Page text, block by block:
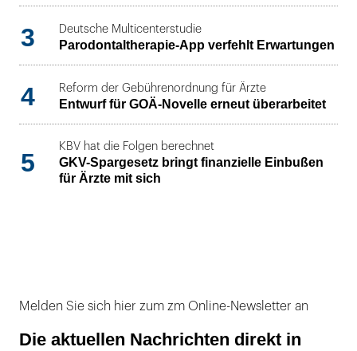
3 Deutsche Multicenterstudie
Parodontaltherapie-App verfehlt Erwartungen
4 Reform der Gebührenordnung für Ärzte
Entwurf für GOÄ-Novelle erneut überarbeitet
5
KBV hat die Folgen berechnet
GKV-Spargesetz bringt finanzielle Einbußen
für Ärzte mit sich
Melden Sie sich hier zum zm Online-Newsletter an
Die aktuellen Nachrichten direkt in